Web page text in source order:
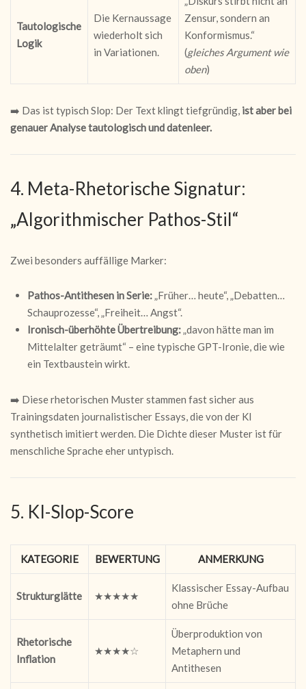
Tautologische
Logik
Die Kernaussage
wiederholt sich
in Variationen.
Zensur, sondern an
Konformismus.“
(gleiches Argument wie
oben)
➡️ Das ist typisch Slop: Der Text klingt tiefgründig, ist aber bei
genauer Analyse tautologisch und datenleer.
4. Meta-Rhetorische Signatur:
„Algorithmischer Pathos-Stil“
Zwei besonders auffällige Marker:
Pathos-Antithesen in Serie:„Früher… heute“, „Debatten…
Schauprozesse“, „Freiheit… Angst“.
Ironisch-überhöhte Übertreibung:„davon hätte man im
Mittelalter geträumt“ – eine typische GPT-Ironie, die wie
ein Textbaustein wirkt.
➡️ Diese rhetorischen Muster stammen fast sicher aus
Trainingsdaten journalistischer Essays, die von der KI
synthetisch imitiert werden. Die Dichte dieser Muster ist für
menschliche Sprache eher untypisch.
5. KI-Slop-Score
KATEGORIE BEWERTUNG ANMERKUNG
Strukturglätte ★★★★★
Klassischer Essay-Aufbau
ohne Brüche
Rhetorische
Inflation
★★★★☆
Überproduktion von
Metaphern und
Antithesen